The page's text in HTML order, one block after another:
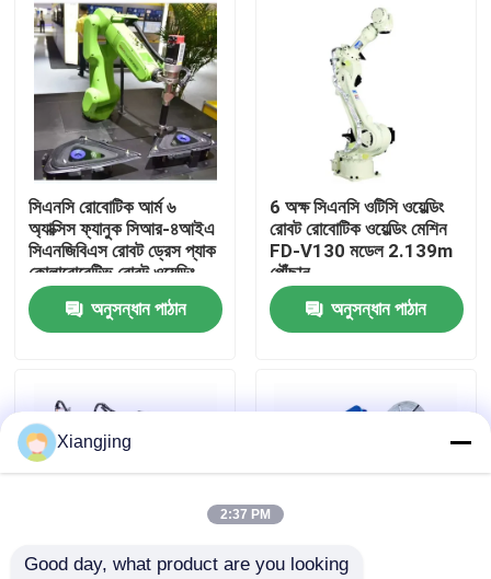
পণ্য
ভিডিও
আমাদের সম্পর্কে
কারখানা ভ্রমণ
মান নিয়ন্ত্রণ
ব্লগ
শিল্প রোবট হাত
সিএনসি রোবোটিক আর্ম ৬
অ্যাক্সিস ফ্যানুক সিআর-৪আইএ
সিএনজিবিএস রোবট ড্রেস প্যাক
কোলাবোরেটিভ রোবট ওয়েল্ডিং
অনুসন্ধান পাঠান
6 অক্ষ সিএনসি ওটিসি ওয়েল্ডিং
রোবট রোবোটিক ওয়েল্ডিং মেশিন
FD-V130 মডেল 2.139m
পৌঁছান
অনুসন্ধান পাঠান
Xiangjing
2:37 PM
Good day, what product are you looking